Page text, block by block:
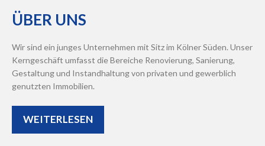
ÜBER UNS
Wir sind ein junges Unternehmen mit Sitz im Kölner Süden. Unser
Kerngeschäft umfasst die Bereiche Renovierung, Sanierung,
Gestaltung und Instandhaltung von privaten und gewerblich
genutzten Immobilien.
WEITERLESEN